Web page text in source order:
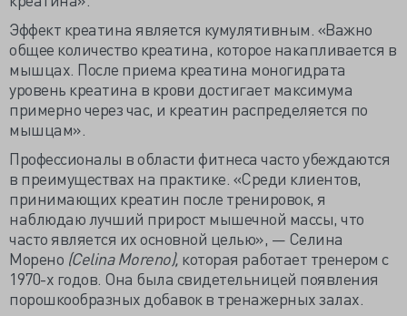
Эффект креатина является кумулятивным. «Важно
общее количество креатина, которое накапливается в
мышцах. После приема креатина моногидрата
уровень креатина в крови достигает максимума
примерно через час, и креатин распределяется по
мышцам».
Профессионалы в области фитнеса часто убеждаются
в преимуществах на практике. «Среди клиентов,
принимающих креатин после тренировок, я
наблюдаю лучший прирост мышечной массы, что
часто является их основной целью», — Селина
Морено (Celina Moreno), которая работает тренером с
1970-х годов. Она была свидетельницей появления
порошкообразных добавок в тренажерных залах.